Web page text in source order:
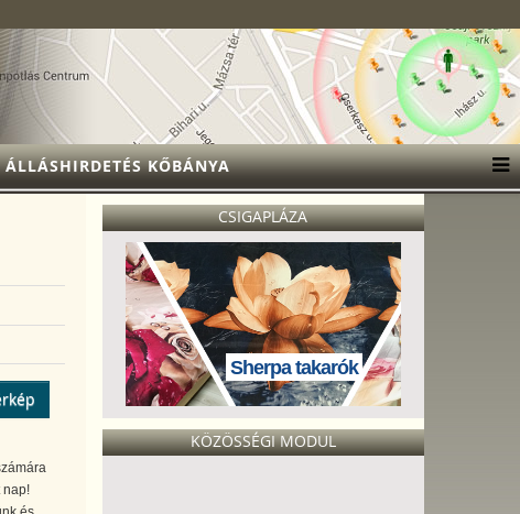
ÁLLÁSHIRDETÉS KŐBÁNYA
nap!
CSIGAPLÁZA
Sherpa takarók
KÖZÖSSÉGI MODUL